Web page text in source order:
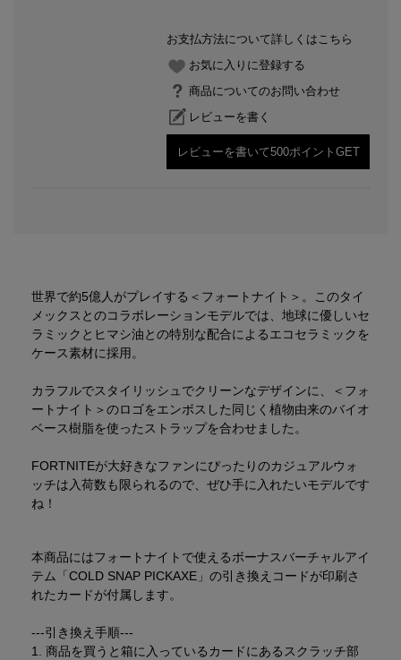
お支払方法について詳しくはこちら
お気に入りに登録する
商品についてのお問い合わせ
レビューを書く
レビューを書いて500ポイントGET
世界で約5億人がプレイする＜フォートナイト＞。このタイ
メックスとのコラボレーションモデルでは、地球に優しいセ
ラミックとヒマシ油との特別な配合によるエコセラミックを
ケース素材に採用。
カラフルでスタイリッシュでクリーンなデザインに、＜フォ
ートナイト＞のロゴをエンボスした同じく植物由来のバイオ
ベース樹脂を使ったストラップを合わせました。
FORTNITEが大好きなファンにぴったりのカジュアルウォ
ッチは入荷数も限られるので、ぜひ手に入れたいモデルです
ね！
本商品にはフォートナイトで使えるボーナスバーチャルアイ
テム「COLD SNAP PICKAXE」の引き換えコードが印刷さ
れたカードが付属します。
---引き換え手順---
1. 商品を買うと箱に入っているカードにあるスクラッチ部